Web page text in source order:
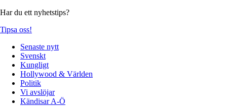
Har du ett nyhetstips?
Tipsa oss!
Senaste nytt
Svenskt
Kungligt
Hollywood & Världen
Politik
Vi avslöjar
Kändisar A-Ö